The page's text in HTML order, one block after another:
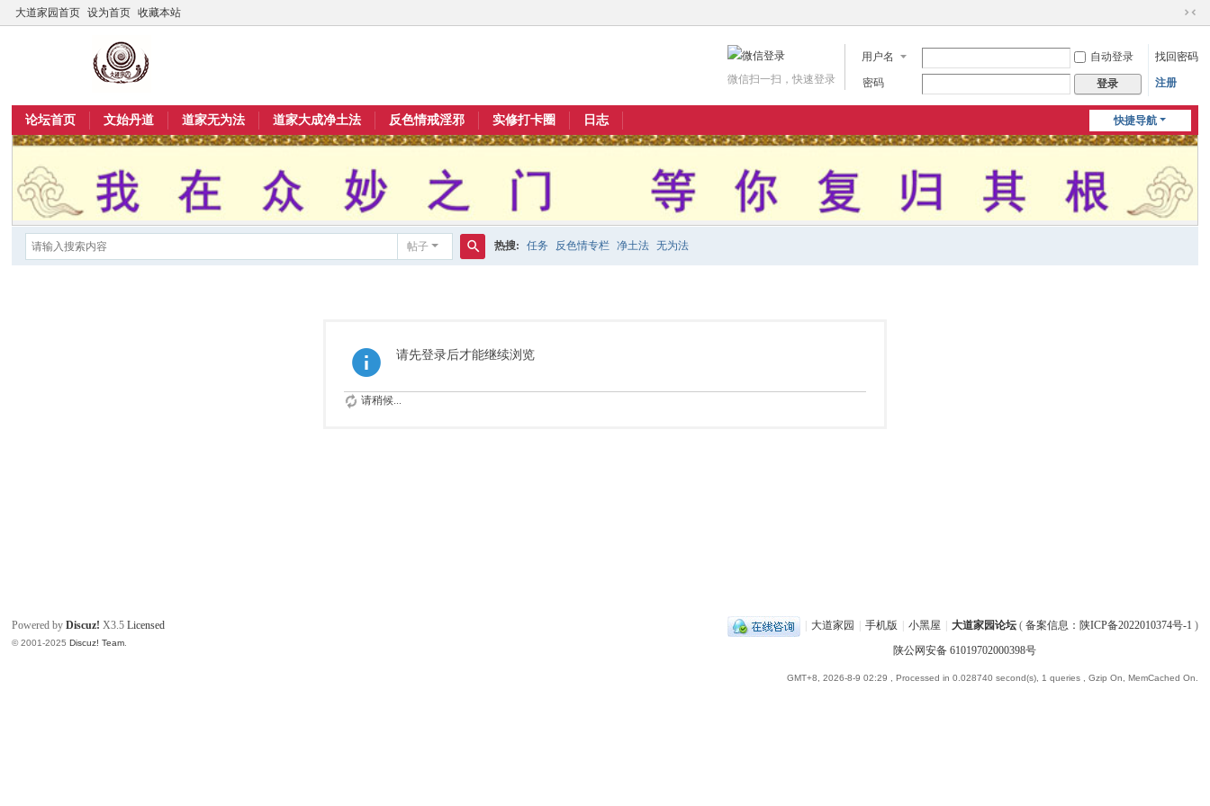
大道家园首页 设为首页 收藏本站
切
到
用户名 自动登录 找回密码
密码 登录 注册
微信扫一扫，快速登录
快捷导航
论坛首页 文始丹道 道家无为法 道家大成净土法 反色情戒淫邪 实修打卡圈 日志
帖子 热搜: 任务 反色情专栏 净土法 无为法
请先登录后才能继续浏览
请稍候...
大道家园 手机版 小黑屋 大道家园论坛( 备案信息：陕ICP备2022010374号-1 )
陕公网安备 61019702000398号
GMT+8, 2026-8-9 02:29 , Processed in 0.028740 second(s), 1 queries , Gzip On, MemCached On.
Powered byDiscuz! X3.5 Licensed
© 2001-2025Discuz! Team